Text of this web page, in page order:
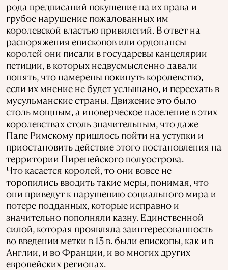
рода предписаний покушение на их права и
грубое нарушение пожалованных им
королевской властью привилегий. В ответ на
распоряжения епископов или ордонансы
королей они писали в государевы канцелярии
петиции, в которых недвусмысленно давали
понять, что намерены покинуть королевство,
если их мнение не будет услышано, и переехать в
мусульманские страны. Движение это было
столь мощным, а иноверческое население в этих
королевствах столь значительным, что даже
Папе Римскому пришлось пойти на уступки и
приостановить действие этого постановления на
территории Пиренейского полуострова.
Что касается королей, то они вовсе не
торопились вводить такие меры, понимая, что
они приведут к нарушению социального мира и
потере подданных, которые исправно и
значительно пополняли казну. Единственной
силой, которая проявляла заинтересованность
во введении метки в 13 в. были епископы, как и в
Англии, и во Франции, и во многих других
европейских регионах.